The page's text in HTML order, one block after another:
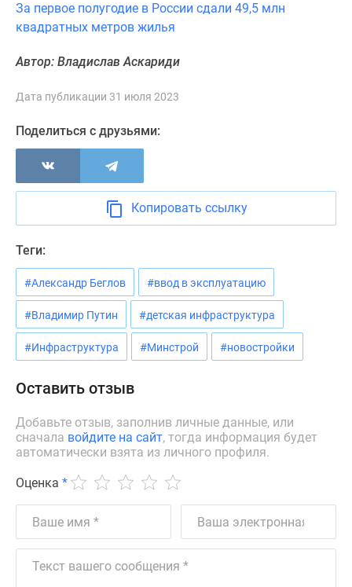
Мнение
эксперта
Ипотечный
калькулятор
Новости
недвижимости
Новостройки
Ленинградской
области
скидками
Новостройки
премиум-
Новостройки
класса
Дома
коттеджи
Коттеджные
поселки
Санкт-
За первое полугодие в России сдали 49,5 млн
квадратных метров жилья
Автор: Владислав Аскариди
Дата публикации 31 июля 2023
Поделиться с друзьями:
Копировать ссылку
Теги:
#Александр Беглов #ввод в эксплуатацию
#Владимир Путин #детская инфраструктура
#Инфраструктура #Минстрой #новостройки
Оставить отзыв
Добавьте отзыв, заполнив личные данные, или
сначала войдите на сайт, тогда информация будет
автоматически взята из личного профиля.
Оценка *